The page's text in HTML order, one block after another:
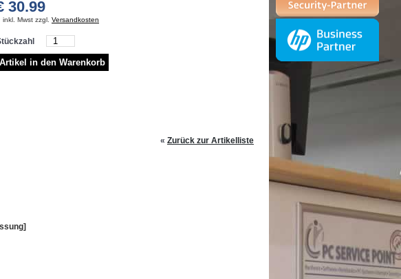
30.99
inkl. Mwst zzgl. Versandkosten
« Zurück zur Artikelliste